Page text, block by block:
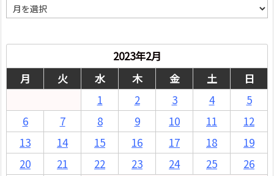
別
2023年2月
月
火 水 木 金 土
日
1
2 3 4
5
6
7 8 9 10 11
12
13
14 15 16 17 18
19
20
21 22 23 24 25
26